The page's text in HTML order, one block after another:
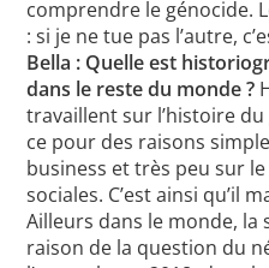
comprendre le génocide.
: si je ne tue pas l’autre,
Bella : Quelle est
dans le reste du monde ?
travaillent sur l’histoire
ce pour des raisons
business et très peu sur
sociales. C’est ainsi qu’il
Ailleurs dans le monde,
raison de la question du